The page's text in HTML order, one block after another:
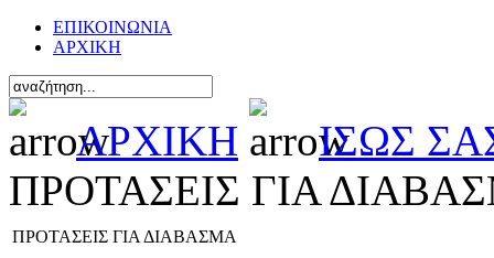
ΕΠΙΚΟΙΝΩΝΙΑ
ΑΡΧΙΚΗ
ΑΡΧΙΚΗ
ΙΣΩΣ
ΠΡΟΤΑΣΕΙΣ ΓΙΑ
ΠΡΟΤΑΣΕΙΣ ΓΙΑ ΔΙΑΒΑΣΜΑ